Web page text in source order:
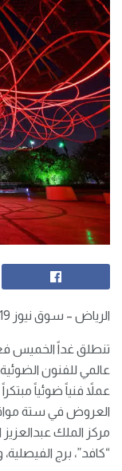
الرياض – سوق نيوز 19 نوفمبر 2025
العروض في ستة
“كافد”، برج